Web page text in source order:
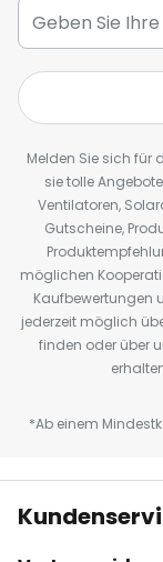
Melden Sie sich für
sie tolle
Ventilatoren,
Gutscheine,
möglichen
Kaufbewertungen
jederzeit möglich
finden oder über
*Ab einem